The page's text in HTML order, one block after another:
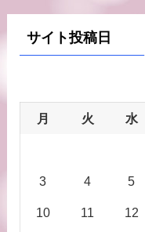
サイト投稿日
月 火 水
3 4 5
10 11 12